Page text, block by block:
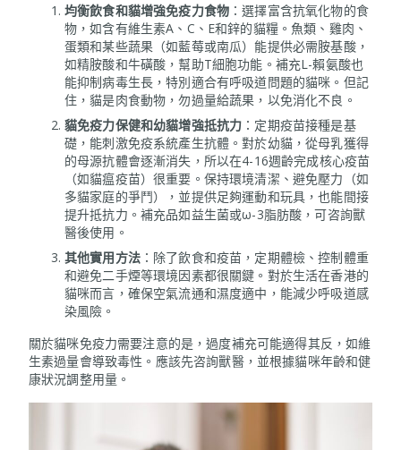
均衡飲食和貓增強免疫力食物 ：選擇富含抗氧化物的食
物，如含有維生素A、C、E和鋅的貓糧。魚類、雞肉、
蛋類和某些蔬果（如藍莓或南瓜）能提供必需胺基酸，
如精胺酸和牛磺酸，幫助T細胞功能。補充L-賴氨酸也
能抑制病毒生長，特別適合有呼吸道問題的貓咪。但記
住，貓是肉食動物，勿過量給蔬果，以免消化不良。
貓免疫力保健和幼貓增強抵抗力 ：定期疫苗接種是基
礎，能刺激免疫系統產生抗體。對於幼貓，從母乳獲得
的母源抗體會逐漸消失，所以在4-16週齡完成核心疫苗
（如貓瘟疫苗）很重要。保持環境清潔、避免壓力（如
多貓家庭的爭鬥），並提供足夠運動和玩具，也能間接
提升抵抗力。補充品如益生菌或ω-3脂肪酸，可咨詢獸
醫後使用。
其他實用方法：除了飲食和疫苗，定期體檢、控制體重
和避免二手煙等環境因素都很關鍵。對於生活在香港的
貓咪而言，確保空氣流通和濕度適中，能減少呼吸道感
染風險。
關於貓咪免疫力需要注意的是，過度補充可能適得其反，如維
生素過量會導致毒性。應該先咨詢獸醫，並根據貓咪年齡和健
康狀況調整用量。